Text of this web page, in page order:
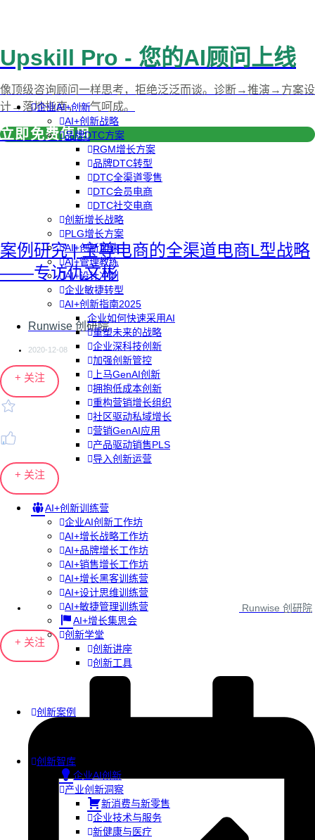
企业AI+创新
AI+创新战略
品牌DTC方案
RGM增长方案
品牌DTC转型
DTC全渠道零售
DTC会员电商
DTC社交电商
创新增长战略
PLG增长方案
AI+创新加速
AI+管理教练
AI+设计冲刺
企业敏捷转型
AI+创新指南2025
企业如何快速采用AI
重塑未来的战略
企业深科技创新
加强创新管控
上马GenAI创新
拥抱低成本创新
重构营销增长组织
社区驱动私域增长
营销GenAI应用
产品驱动销售PLS
导入创新运营
AI+创新训练营
企业AI创新工作坊
AI+增长战略工作坊
AI+品牌增长工作坊
AI+销售增长工作坊
AI+增长黑客训练营
AI+设计思维训练营
AI+敏捷管理训练营
AI+增长集思会
创新学堂
创新讲座
创新工具
创新案例
创新智库
企业AI创新
产业创新洞察
新消费与新零售
企业技术与服务
新健康与医疗
Upskill Pro - 您的AI顾问上线
像顶级咨询顾问一样思考，拒绝泛泛而谈。诊断→推演→方案设
计→落地指南，一气呵成。
立即免费使用
案例研究 | 宝尊电商的全渠道电商L型战略
——专访仇文彬
Runwise 创研院
2020-12-08
+ 关注
+ 关注
Runwise 创研院
+ 关注